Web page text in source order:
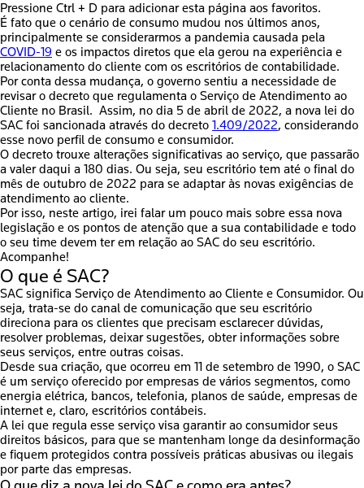
Pressione Ctrl + D para adicionar esta página aos favoritos.
É fato que o cenário de consumo mudou nos últimos anos,
principalmente se considerarmos a pandemia causada pela
COVID-19 e os impactos diretos que ela gerou na experiência e
relacionamento do cliente com os escritórios de contabilidade.
Por conta dessa mudança, o governo sentiu a necessidade de
revisar o decreto que regulamenta o Serviço de Atendimento ao
Cliente no Brasil. Assim, no dia 5 de abril de 2022, a nova lei do
SAC foi sancionada através do decreto 1.409/2022, considerando
esse novo perfil de consumo e consumidor.
O decreto trouxe alterações significativas ao serviço, que passarão
a valer daqui a 180 dias. Ou seja, seu escritório tem até o final do
mês de outubro de 2022 para se adaptar às novas exigências de
atendimento ao cliente.
Por isso, neste artigo, irei falar um pouco mais sobre essa nova
legislação e os pontos de atenção que a sua contabilidade e todo
o seu time devem ter em relação ao SAC do seu escritório.
Acompanhe!
O que é SAC?
SAC significa Serviço de Atendimento ao Cliente e Consumidor. Ou
seja, trata-se do canal de comunicação que seu escritório
direciona para os clientes que precisam esclarecer dúvidas,
resolver problemas, deixar sugestões, obter informações sobre
seus serviços, entre outras coisas.
Desde sua criação, que ocorreu em 11 de setembro de 1990, o SAC
é um serviço oferecido por empresas de vários segmentos, como
energia elétrica, bancos, telefonia, planos de saúde, empresas de
internet e, claro, escritórios contábeis.
A lei que regula esse serviço visa garantir ao consumidor seus
direitos básicos, para que se mantenham longe da desinformação
e fiquem protegidos contra possíveis práticas abusivas ou ilegais
por parte das empresas.